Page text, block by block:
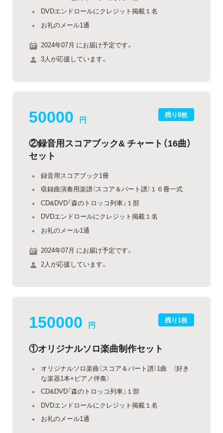
DVDエンドロールにクレジット掲載１名
お礼のメール1通
2024年07月 にお届け予定です。
3人が応援しています。
残り8枚
50000 円
②録音用スコアブック& チャート（16曲）
セット
録音用スコアブック1冊
収録曲演奏用楽譜（スコア＆パート譜）１６冊一式
CD&DVD「森のトロッコ列車」１部
DVDエンドロールにクレジット掲載１名
お礼のメール1通
2024年07月 にお届け予定です。
2人が応援しています。
残り1枚
150000 円
①オリジナルソロ楽曲制作セット
オリジナルソロ楽曲（スコア＆パート譜）1曲 （好き
な楽器1本+ピアノ伴奏）
CD&DVD「森のトロッコ列車」１部
DVDエンドロールにクレジット掲載１名
お礼のメール1通